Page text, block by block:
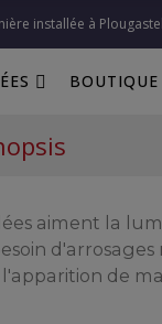
installée à
BOUTIQUE
aiment la
de